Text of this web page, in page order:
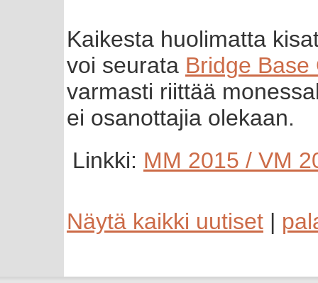
Kaikesta huolimatta
voi seurata Bridge Base
varmasti riittää
ei osanottajia olekaan.
Linkki: MM 2015 / VM
Näytä kaikki uutiset |